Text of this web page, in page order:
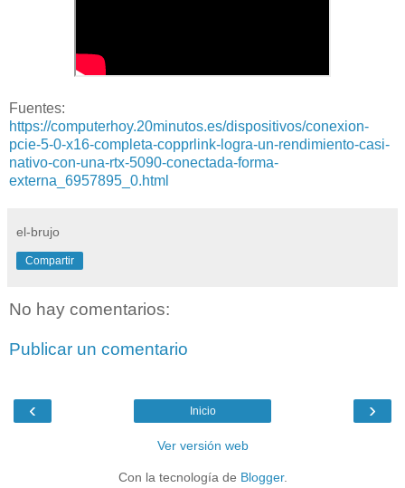
Fuentes:
https://computerhoy.20minutos.es/dispositivos/conexion-
pcie-5-0-x16-completa-copprlink-logra-un-rendimiento-casi-
nativo-con-una-rtx-5090-conectada-forma-
externa_6957895_0.html
el-brujo
Compartir
No hay comentarios:
Publicar un comentario
‹ ›
Inicio
Ver versión web
Con la tecnología de Blogger.